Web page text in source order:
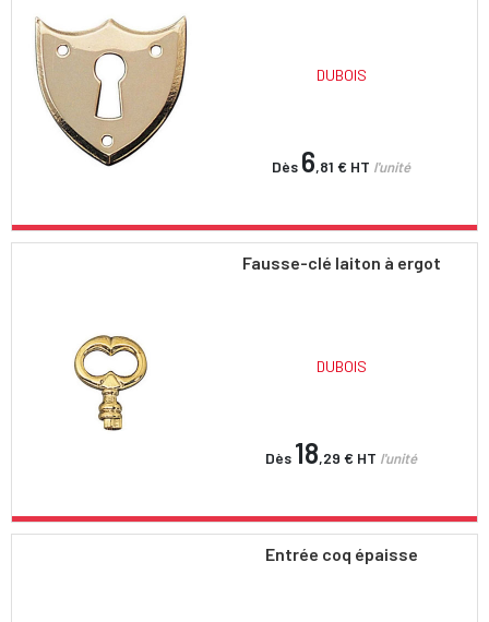
DUBOIS
Dès 6,81 € HT l'unité
Fausse-clé laiton à ergot
DUBOIS
Dès 18,29 € HT l'unité
Entrée coq épaisse